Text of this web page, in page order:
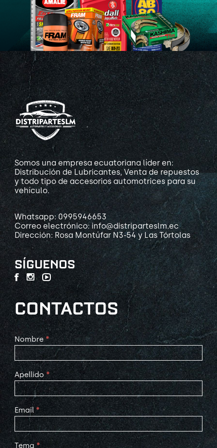
Somos una empresa ecuatoriana líder en:
Distribución de Lubricantes, Venta de repuestos
y todo tipo de accesorios automotrices para su
vehículo.
Whatsapp: 0995946653
Correo electrónico: info@distriparteslm.ec
Dirección: Rosa Montúfar N3-54 y Las Tórtolas
SÍGUENOS
CONTACTOS
Contact
Us
Nombre *
Apellido *
Email *
Tema *